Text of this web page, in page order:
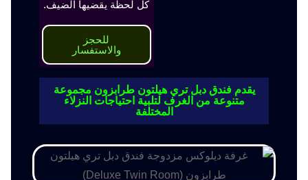
كل لحظة يقضيها الضيف.
للحجز
والاستفسار
يقدم فندق دبل تري هيلتون طرابزون مجموعة
متنوعة من الغرف لتلبية احتياجات النزلاء
المختلفة